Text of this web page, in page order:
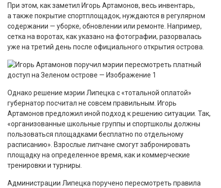
При этом, как заметил Игорь Артамонов, весь инвентарь,
а также покрытие спортплощадок, нуждаются в регулярном
содержании — уборке, обновлении или ремонте. Например,
сетка на воротах, как указано на фотографии, разорвалась
уже на третий день после официального открытия острова.
Однако решение мэрии Липецка с «тотальной оплатой»
губернатор посчитал не совсем правильным. Игорь
Артамонов предложил иной подход к решению ситуации. Так,
«организованные школьные группы и спортшколы должны
пользоваться площадками бесплатно по отдельному
расписанию». Взрослые липчане смогут забронировать
площадку на определенное время, как и коммерческие
тренировки и турниры.
Администрации Липецка поручено пересмотреть правила